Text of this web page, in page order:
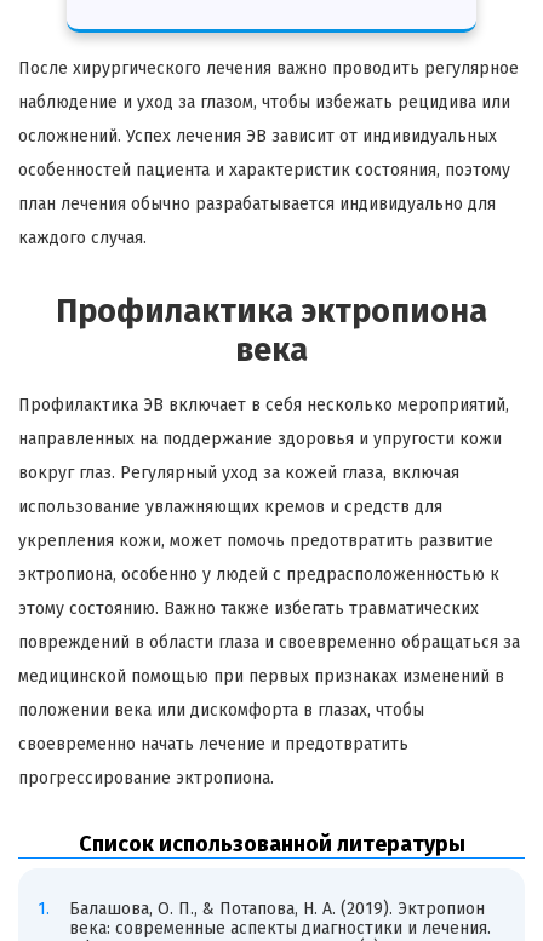
После хирургического лечения важно проводить регулярное
наблюдение и уход за глазом, чтобы избежать рецидива или
осложнений. Успех лечения ЭВ зависит от индивидуальных
особенностей пациента и характеристик состояния, поэтому
план лечения обычно разрабатывается индивидуально для
каждого случая.
Профилактика эктропиона
века
Профилактика ЭВ включает в себя несколько мероприятий,
направленных на поддержание здоровья и упругости кожи
вокруг глаз. Регулярный уход за кожей глаза, включая
использование увлажняющих кремов и средств для
укрепления кожи, может помочь предотвратить развитие
эктропиона, особенно у людей с предрасположенностью к
этому состоянию. Важно также избегать травматических
повреждений в области глаза и своевременно обращаться за
медицинской помощью при первых признаках изменений в
положении века или дискомфорта в глазах, чтобы
своевременно начать лечение и предотвратить
прогрессирование эктропиона.
Список использованной литературы
Балашова, О. П., & Потапова, Н. А. (2019). Эктропион
века: современные аспекты диагностики и лечения.